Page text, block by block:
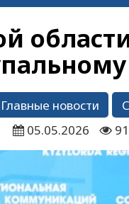
Главные новости
05.05.2026
91